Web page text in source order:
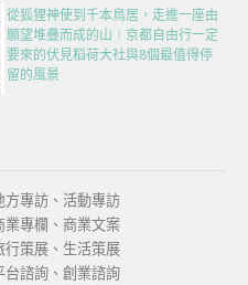
從狐狸神使到千本鳥居，走進一座由
願望堆疊而成的山｜京都自由行一定
要來的伏見稻荷大社與8個最值得停
留的風景
專訪、活動專訪
專欄、商業文案
策展、生活策展
諮詢、創業諮詢